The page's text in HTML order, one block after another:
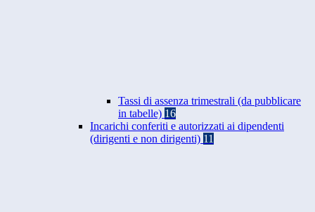
Tassi di assenza trimestrali (da pubblicare
in tabelle) 16
Incarichi conferiti e autorizzati ai dipendenti
(dirigenti e non dirigenti) 11